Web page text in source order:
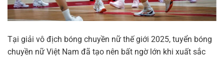
Tại giải vô địch bóng chuyền nữ thế giới 2025, tuyển bóng
chuyền nữ Việt Nam đã tạo nên bất ngờ lớn khi xuất sắc